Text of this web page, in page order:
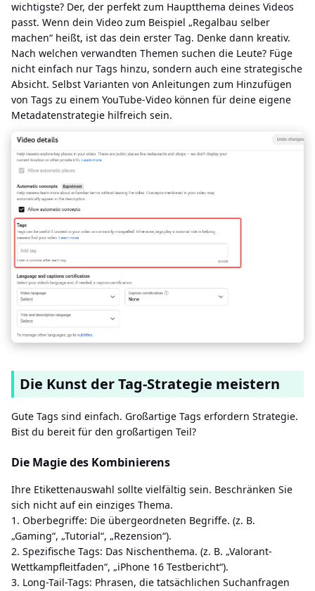
wichtigste? Der, der perfekt zum Hauptthema deines Videos
passt. Wenn dein Video zum Beispiel „Regalbau selber
machen“ heißt, ist das dein erster Tag. Denke dann kreativ.
Nach welchen verwandten Themen suchen die Leute? Füge
nicht einfach nur Tags hinzu, sondern auch eine strategische
Absicht. Selbst Varianten von Anleitungen zum Hinzufügen
von Tags zu einem YouTube-Video können für deine eigene
Metadatenstrategie hilfreich sein.
Die Kunst der Tag-Strategie meistern
Gute Tags sind einfach. Großartige Tags erfordern Strategie.
Bist du bereit für den großartigen Teil?
Die Magie des Kombinierens
Ihre Etikettenauswahl sollte vielfältig sein. Beschränken Sie
sich nicht auf ein einziges Thema.
1. Oberbegriffe: Die übergeordneten Begriffe. (z. B.
„Gaming“, „Tutorial“, „Rezension“).
2. Spezifische Tags: Das Nischenthema. (z. B. „Valorant-
Wettkampfleitfaden“, „iPhone 16 Testbericht“).
3. Long-Tail-Tags: Phrasen, die tatsächlichen Suchanfragen